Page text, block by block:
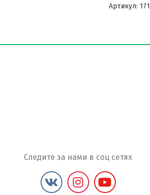
Артикул: 171
Следите за нами в соц сетях